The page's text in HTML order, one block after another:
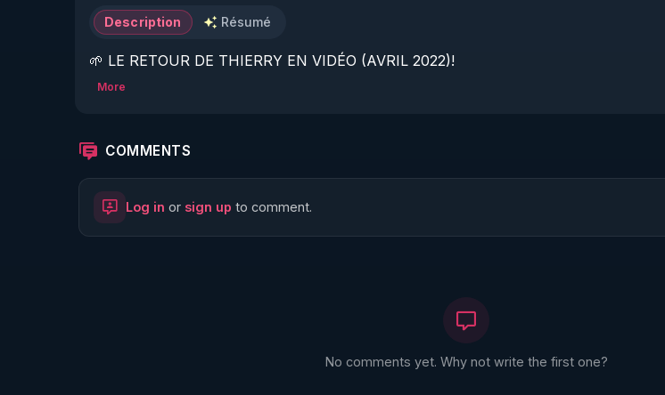
Description Résumé
🌱 LE RETOUR DE THIERRY EN VIDÉO (AVRIL 2022)!
🌱 LE MAGAZINE RÉGÉNÈRE
http://rgnr.li/ymag
More
COMMENTS
Log in or sign up to comment.
No comments yet. Why not write the first one?